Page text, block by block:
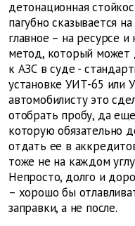
детонационная
пагубно сказывается
главное – на ресурсе
метод, который может
к АЗС в суде -
установке УИТ-65 или
автомобилисту это
отобрать пробу, да
которую обязательно
отдать ее в
тоже не на каждом
Непросто, долго и
– хорошо бы
заправки, а не после.